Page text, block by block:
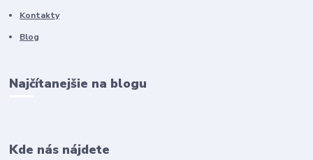
Kontakty
Blog
Najčítanejšie na blogu
Kde nás nájdete